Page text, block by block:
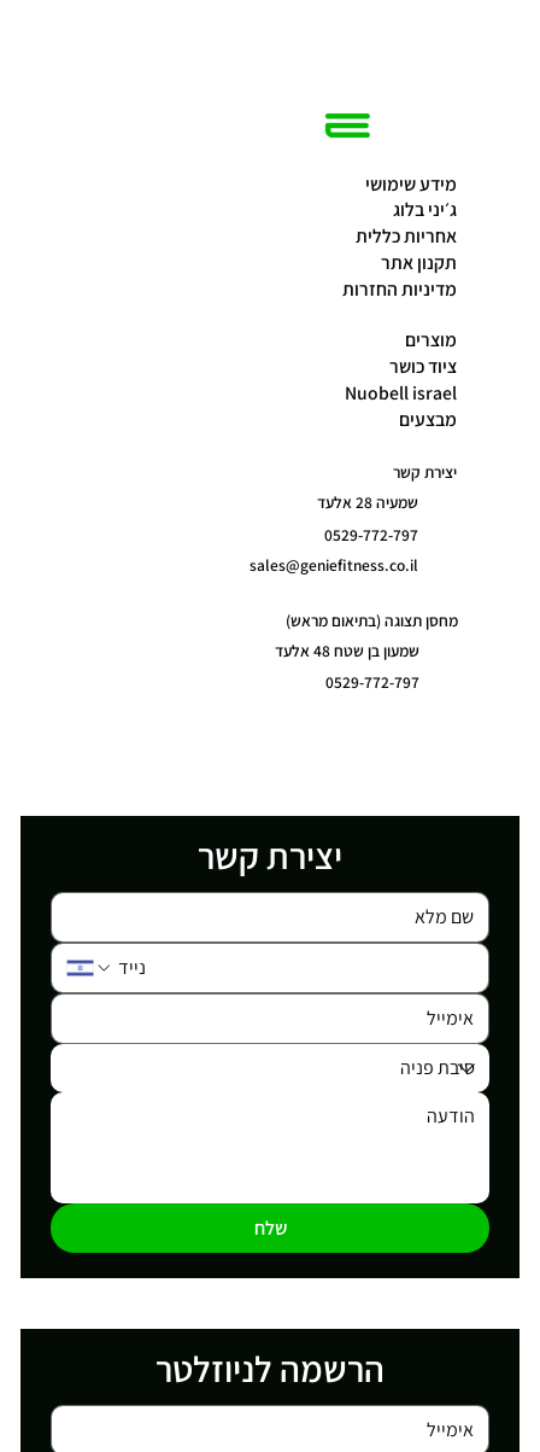
מידע שימושי
ג׳יני בלוג
אחריות כללית
תקנון אתר
מדיניות החזרות
מוצרים
ציוד כושר
Nuobell israel
מבצעים
יצירת קשר
שמעיה 28 אלעד
0529-772-797
sales@geniefitness.co.il
מחסן תצוגה (בתיאום מראש)
שמעון בן שטח 48 אלעד
0529-772-797
יצירת קשר
שלח
הרשמה לניוזלטר